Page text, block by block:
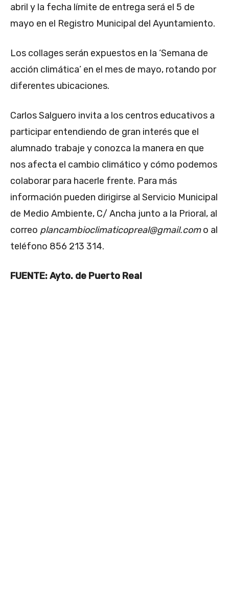
abril y la fecha límite de entrega será el 5 de
mayo en el Registro Municipal del Ayuntamiento.
Los collages serán expuestos en la ‘Semana de
acción climática’ en el mes de mayo, rotando por
diferentes ubicaciones.
Carlos Salguero invita a los centros educativos a
participar entendiendo de gran interés que el
alumnado trabaje y conozca la manera en que
nos afecta el cambio climático y cómo podemos
colaborar para hacerle frente. Para más
información pueden dirigirse al Servicio Municipal
de Medio Ambiente, C/ Ancha junto a la Prioral, al
correo plancambioclimaticopreal@gmail.como al
teléfono 856 213 314.
FUENTE: Ayto. de Puerto Real